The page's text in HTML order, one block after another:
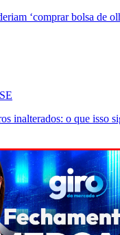
‘comprar bolsa de
inalterados: o que isso